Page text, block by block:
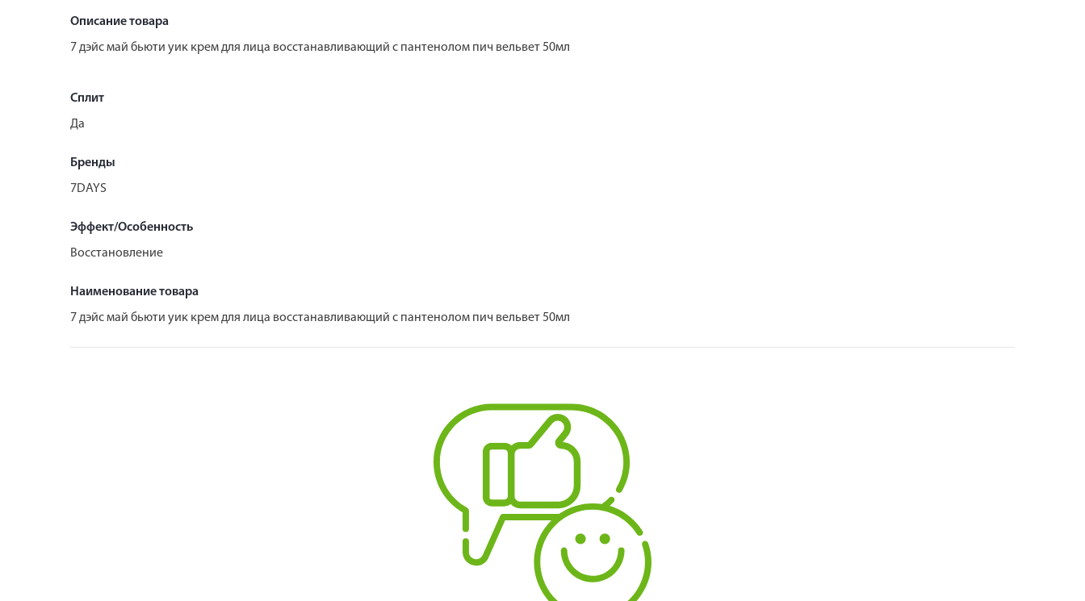
Описание товара
7 дэйс май бьюти уик крем для лица восстанавливающий с пантенолом пич вельвет 50мл
Сплит
Да
Бренды
7DAYS
Эффект/Особенность
Восстановление
Наименование товара
7 дэйс май бьюти уик крем для лица восстанавливающий с пантенолом пич вельвет 50мл